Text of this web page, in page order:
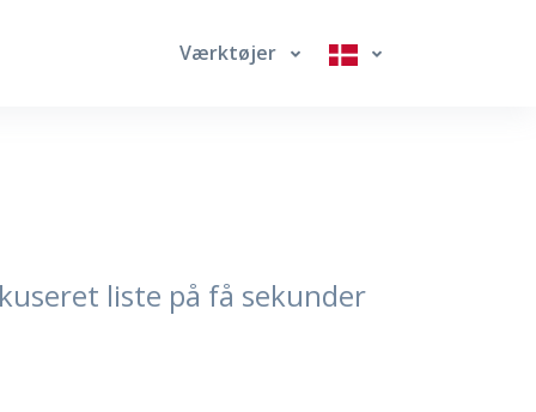
Værktøjer
liste på få sekunder